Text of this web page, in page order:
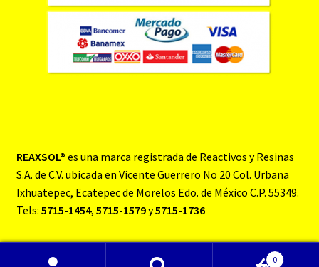
REAXSOL® es una marca registrada de Reactivos y Resinas
S.A. de C.V. ubicada en Vicente Guerrero No 20 Col. Urbana
Ixhuatepec, Ecatepec de Morelos Edo. de México C.P. 55349.
Tels: 5715-1454, 5715-1579y5715-1736
0